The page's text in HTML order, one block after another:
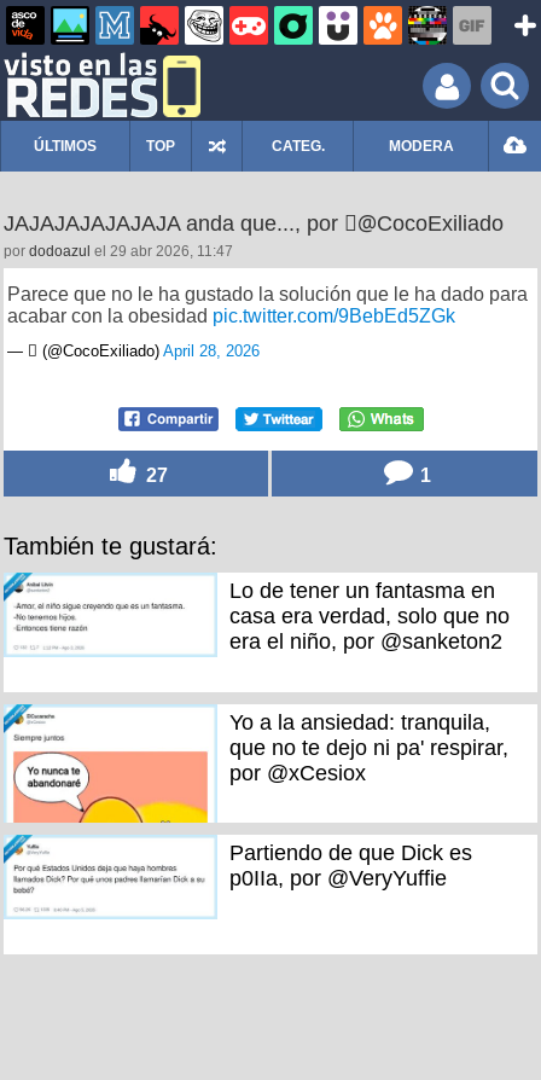
ÚLTIMOS TOP CATEG. MODERA
por dodoazul el 29 abr 2026, 11:47
Parece que no le ha gustado la solución que le ha dado para
acabar con la obesidad pic.twitter.com/9BebEd5ZGk
— ‏️ٓ‏️ (@CocoExiliado) April 28, 2026
27 1
También te gustará:
Lo de tener un fantasma en
casa era verdad, solo que no
era el niño, por @sanketon2
Yo a la ansiedad: tranquila,
que no te dejo ni pa' respirar,
por @xCesiox
Partiendo de que Dick es
p0IIa, por @VeryYuffie